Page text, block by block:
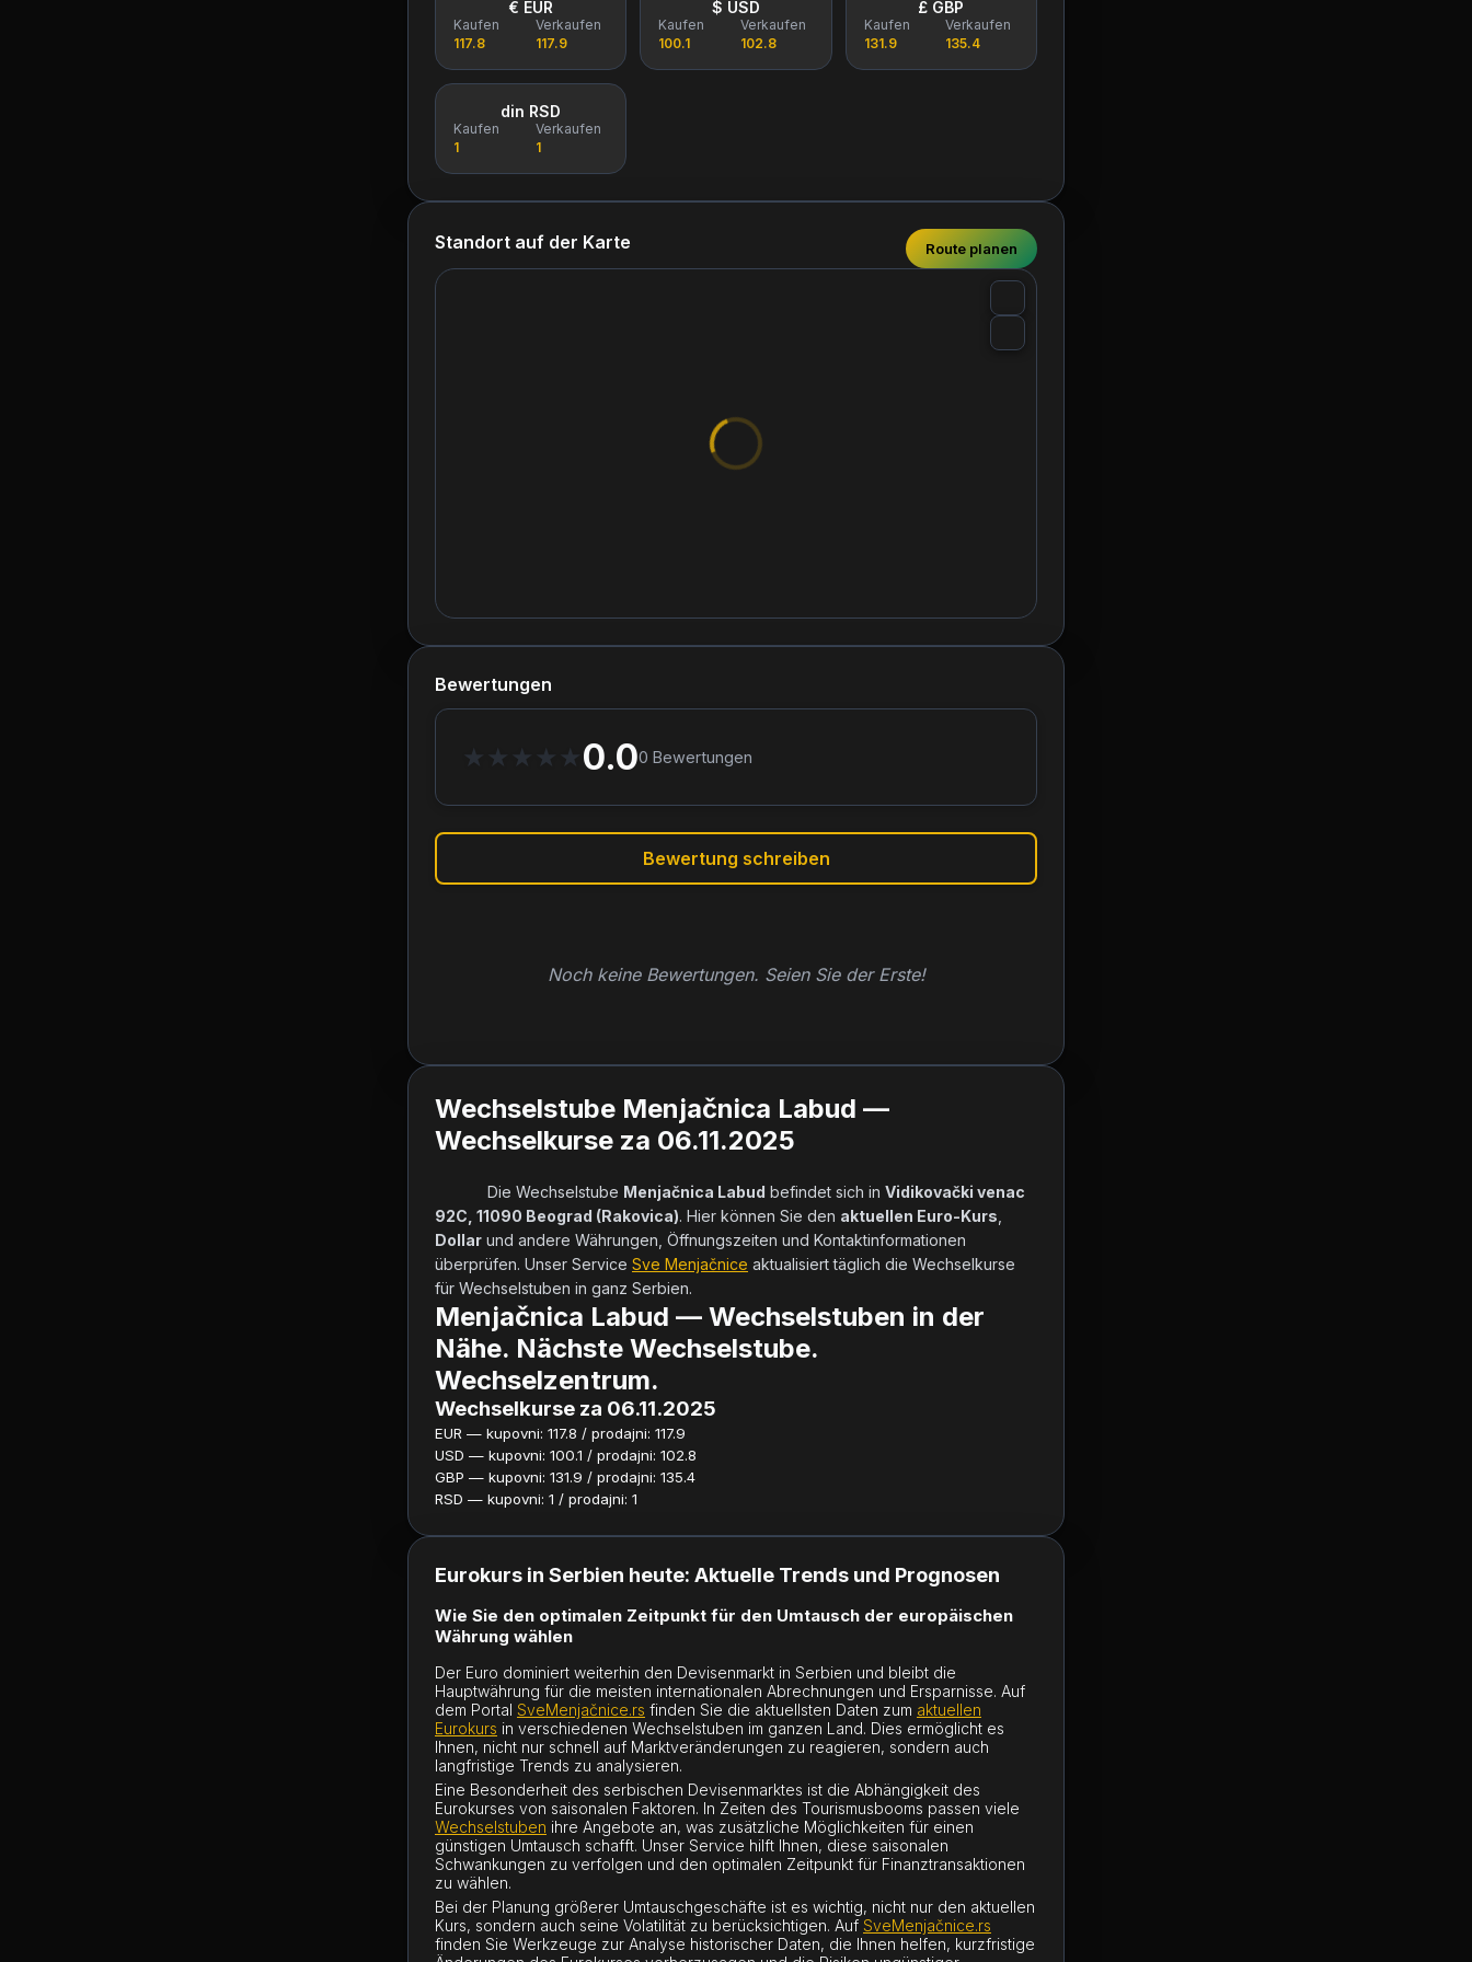
€ EUR
Kaufen
117.8
Verkaufen
117.9
$ USD
Kaufen
100.1
Verkaufen
102.8
£ GBP
Kaufen
131.9
Verkaufen
135.4
din RSD
Kaufen
1
Verkaufen
1
Standort auf der Karte Route planen
Bewertungen
★ ★ ★ ★ ★0.00 Bewertungen
Bewertung schreiben
Noch keine Bewertungen. Seien Sie der Erste!
Wechselstube Menjačnica Labud —
Wechselkurse za 06.11.2025
            Die Wechselstube
Menjačnica Labud befindet sich in Vidikovački venac
92C, 11090 Beograd (Rakovica). Hier können Sie den aktuellen Euro-Kurs
Dollar und andere Währungen, Öffnungszeiten und Kontaktinformationen
überprüfen. Unser Service Sve Menjačnice aktualisiert täglich die Wechselkurse
für Wechselstuben in ganz Serbien.
Menjačnica Labud — Wechselstuben in der
Nähe. Nächste Wechselstube.
Wechselzentrum.
Wechselkurse za 06.11.2025
EUR — kupovni: 117.8 / prodajni: 117.9
USD — kupovni: 100.1 / prodajni: 102.8
GBP — kupovni: 131.9 / prodajni: 135.4
RSD — kupovni: 1 / prodajni: 1
Eurokurs in Serbien heute: Aktuelle Trends und Prognosen
Wie Sie den optimalen Zeitpunkt für den Umtausch der europäischen
Währung wählen
Der Euro dominiert weiterhin den Devisenmarkt in Serbien und bleibt die
Hauptwährung für die meisten internationalen Abrechnungen und Ersparnisse. Auf
dem Portal SveMenjačnice.rs finden Sie die aktuellsten Daten zum aktuellen
Eurokurs in verschiedenen Wechselstuben im ganzen Land. Dies ermöglicht es
Ihnen, nicht nur schnell auf Marktveränderungen zu reagieren, sondern auch
langfristige Trends zu analysieren.
Eine Besonderheit des serbischen Devisenmarktes ist die Abhängigkeit des
Eurokurses von saisonalen Faktoren. In Zeiten des Tourismusbooms passen viele
Wechselstuben ihre Angebote an, was zusätzliche Möglichkeiten für einen
günstigen Umtausch schafft. Unser Service hilft Ihnen, diese saisonalen
Schwankungen zu verfolgen und den optimalen Zeitpunkt für Finanztransaktionen
zu wählen.
Bei der Planung größerer Umtauschgeschäfte ist es wichtig, nicht nur den aktuellen
Kurs, sondern auch seine Volatilität zu berücksichtigen. Auf SveMenjačnice.rs
finden Sie Werkzeuge zur Analyse historischer Daten, die Ihnen helfen, kurzfristige